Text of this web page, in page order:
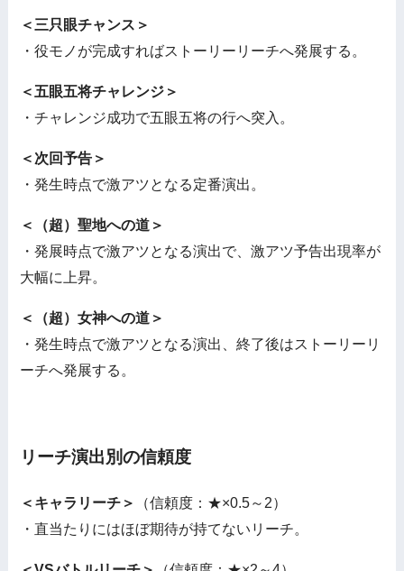
＜三只眼チャンス＞
・役モノが完成すればストーリーリーチへ発展する。
＜五眼五将チャレンジ＞
・チャレンジ成功で五眼五将の行へ突入。
＜次回予告＞
・発生時点で激アツとなる定番演出。
＜（超）聖地への道＞
・発展時点で激アツとなる演出で、激アツ予告出現率が
大幅に上昇。
＜（超）女神への道＞
・発生時点で激アツとなる演出、終了後はストーリーリ
ーチへ発展する。
リーチ演出別の信頼度
＜キャラリーチ＞
（信頼度：★×0.5～2）
・直当たりにはほぼ期待が持てないリーチ。